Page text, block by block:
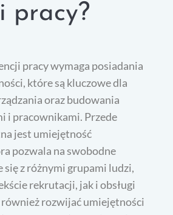
pracy?
pracy wymaga posiadania
które są kluczowe dla
oraz budowania
i pracownikami. Przede
jest umiejętność
pozwala na swobodne
z różnymi grupami ludzi,
rekrutacji, jak i obsługi
rozwijać umiejętności